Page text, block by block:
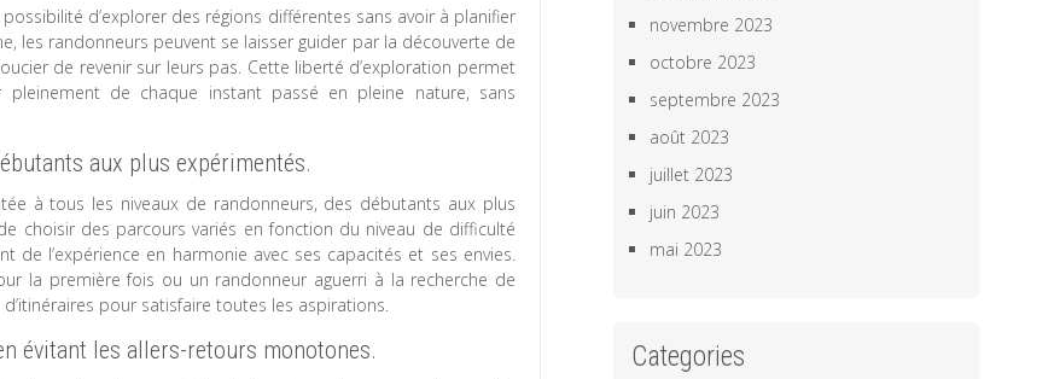
d’explorer des régions différentes sans avoir à planifier
les randonneurs peuvent se laisser guider par la découverte de
de revenir sur leurs pas. Cette liberté d’exploration permet
de chaque instant passé en pleine nature, sans
aux plus expérimentés.
à tous les niveaux de randonneurs, des débutants aux plus
choisir des parcours variés en fonction du niveau de difficulté
l’expérience en harmonie avec ses capacités et ses envies.
la première fois ou un randonneur aguerri à la recherche de
pour satisfaire toutes les aspirations.
évitant les allers-retours monotones.
novembre 2023
octobre 2023
septembre 2023
août 2023
juillet 2023
juin 2023
mai 2023
Categories